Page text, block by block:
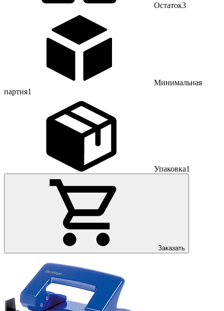
Остаток3
Минимальная
партия1
Упаковка1
Заказать